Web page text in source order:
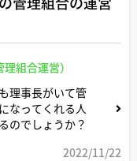
組合運営）
理事長がいて管
なってくれる人
のでしょうか？
2022/11/22